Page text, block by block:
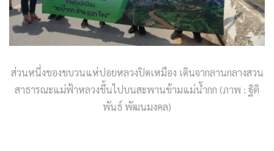
ส่วนหนึ่งของขบวนแห่ปอยหลวงปิดเหมือง เดินจากลานกลางสวน
สาธารณะแม่ฟ้าหลวงขึ้นไปบนสะพานข้ามแม่น้ำกก (ภาพ : ฐิติ
พันธ์ พัฒนมงคล)